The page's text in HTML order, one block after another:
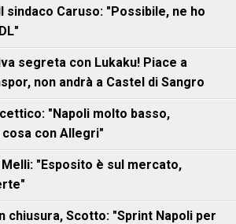
sindaco Caruso: "Possibile, ne ho
segreta con Lukaku! Piace a
non andrà a Castel di Sangro
"Napoli molto basso,
cosa con Allegri"
Melli: "Esposito è sul mercato,
chiusura, Scotto: "Sprint Napoli per